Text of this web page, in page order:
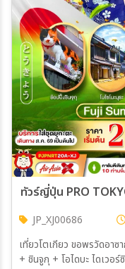
12 ก.ย. 69 - 16 ก.ย. 69
15 ก.ย. 69 - 19 ก.ย. 69
18 ก.ย. 69 - 22 ก.ย. 69
21 ก.ย. 69 - 25 ก.ย. 69
23 ก.ย. 69 - 27 ก.ย. 69
JP_XJ00686
เที่ยวโตเกียว ขอพรวัดอา
+ ชินจูกุ + โอไดบะ ไดเวอร์ซิตี้ เที่ยวเต็มไม่มีฟรีเดย์ มีรถ มีไกด์พาเที่